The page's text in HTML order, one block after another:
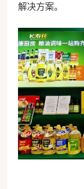
解决方案。